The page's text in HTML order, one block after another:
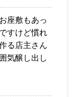
座敷もあっ
すけど慣れ
る店主さん
気醸し出し